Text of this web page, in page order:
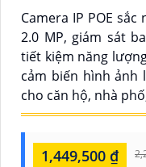
Camera IP POE sắc
2.0 MP, giám sát
tiết kiệm năng
cảm biến hình ảnh
cho căn hộ, nhà
1,449,500 ₫